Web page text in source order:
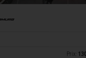
Prix: